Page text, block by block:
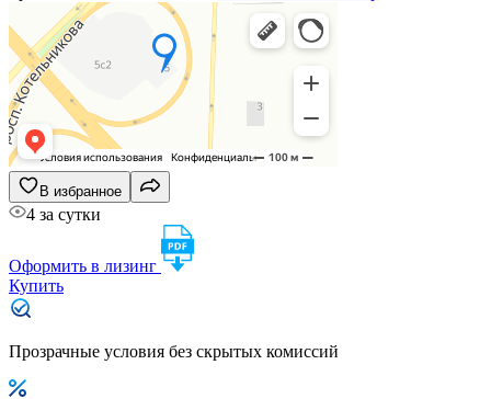
В избранное
4 за сутки
Оформить в лизинг
Купить
Прозрачные условия без скрытых комиссий